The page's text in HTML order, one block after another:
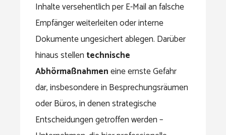
Inhalte versehentlich per E-Mail an falsche
Empfänger weiterleiten oder interne
Dokumente ungesichert ablegen. Darüber
hinaus stellen technische
Abhörmaßnahmeneine ernste Gefahr
dar, insbesondere in Besprechungsräumen
oder Büros, in denen strategische
Entscheidungen getroffen werden –